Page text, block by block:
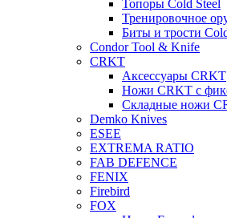
Топоры Cold Steel
Тренировочное
Биты и трости
Condor Tool & Knife
CRKT
Аксессуары CRKT
Ножи CRKT с
Складные ножи
Demko Knives
ESEE
EXTREMA RATIO
FAB DEFENCE
FENIX
Firebird
FOX